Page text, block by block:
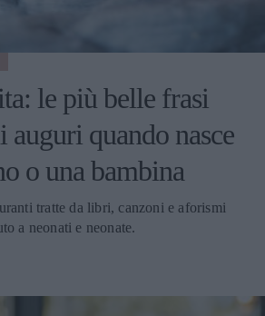
le più belle frasi
auguri quando nasce
o una bambina
tratte da libri, canzoni e aforismi
a neonati e neonate.